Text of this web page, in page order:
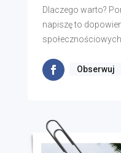
Dlaczego warto?
napiszę to
Obserwuj